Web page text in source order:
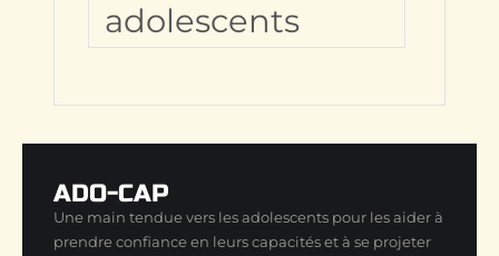
adolescents
ADO-CAP
Une main tendue vers les adolescents pour les aider à
prendre confiance en leurs capacités et à se projeter